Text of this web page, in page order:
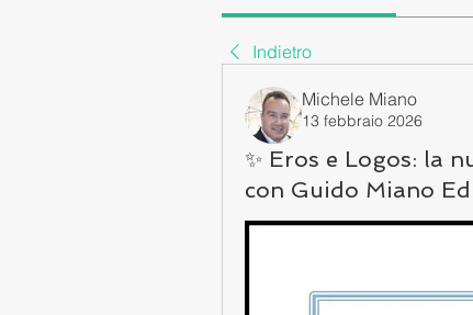
Indietro
Michele Miano
13 febbraio 2026
✨ Eros e Logos: la
con Guido Miano